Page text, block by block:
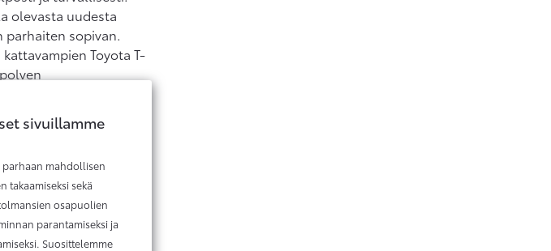
olevasta uudesta
sopivan.
Toyota T-
enemmän
Hatchback on
hv) tai 2.0 litran
etuistuimet,
Pre-
sivuillamme
parhaan mahdollisen
takaamiseksi sekä
osapuolien
parantamiseksi ja
Suosittelemme